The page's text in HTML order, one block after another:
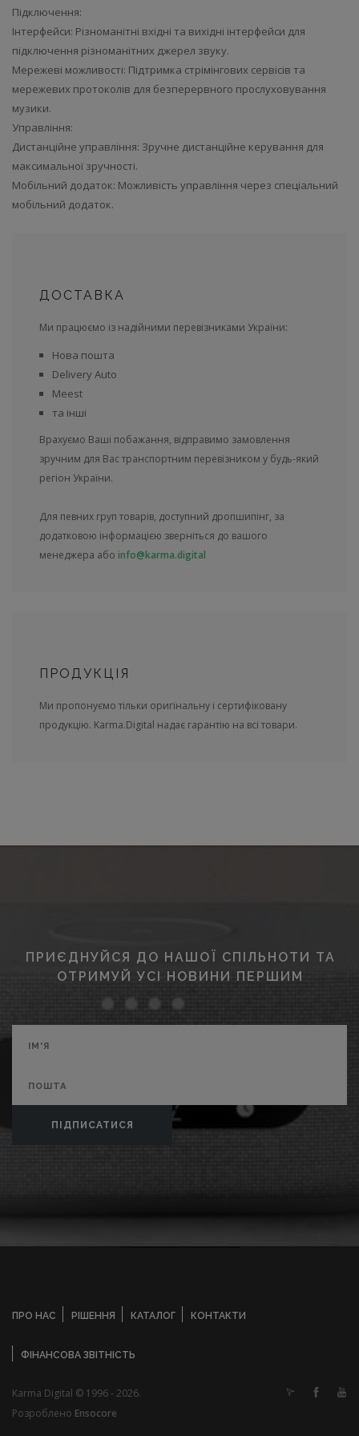
Підключення:
Інтерфейси: Різноманітні вхідні та вихідні інтерфейси для
підключення різноманітних джерел звуку.
Мережеві можливості: Підтримка стрімінгових сервісів та
мережевих протоколів для безперервного прослуховування
музики.
Управління:
Дистанційне управління: Зручне дистанційне керування для
максимальної зручності.
Мобільний додаток: Можливість управління через спеціальний
мобільний додаток.
ДОСТАВКА
Ми працюємо із надійними перевізниками України:
Нова пошта
Delivery Auto
Meest
та інші
Врахуємо Ваші побажання, відправимо замовлення
зручним для Вас транспортним перевізником у будь-який
регіон України.
Для певних груп товарів, доступний дропшипінг, за
додатковою інформацією зверніться до вашого
менеджера або info@karma.digital
ПРОДУКЦІЯ
Ми пропонуємо тільки оригінальну і сертифіковану
продукцію. Karma.Digital надає гарантію на всі товари.
ПРИЄДНУЙСЯ ДО НАШОЇ СПІЛЬНОТИ ТА
ОТРИМУЙ УСІ НОВИНИ ПЕРШИМ
ПІДПИСАТИСЯ
ПРО НАС РІШЕННЯ КАТАЛОГ КОНТАКТИ
ФІНАНСОВА ЗВІТНІСТЬ
Karma Digital © 1996 - 2026.
Розроблено Ensocore